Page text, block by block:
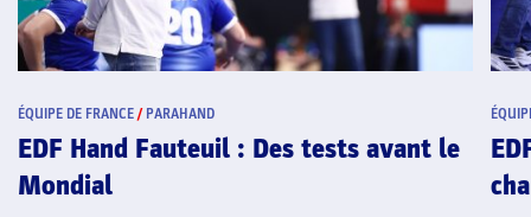
ÉQUIPE DE FRANCE / PARAHAND
EDF Hand Fauteuil : Des tests avant le
Mondial